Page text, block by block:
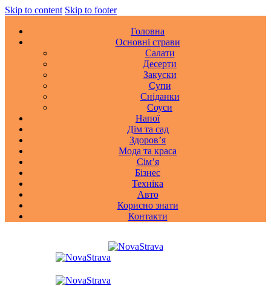
Skip to content Skip to footer
Головна
Основні страви
Салати
Десерти
Закуски
Супи
Сніданки
Соуси
Напої
Дім та сад
Здоровʼя
Мода та краса
Сімʼя
Бізнес
Техніка
Авто
Корисно знати
Контакти